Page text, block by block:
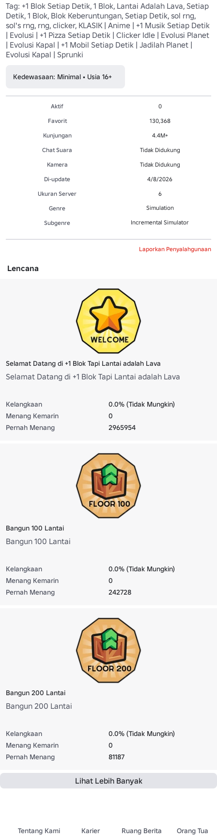
Tag: +1 Blok Setiap Detik, 1 Blok, Lantai Adalah Lava, Setiap
Detik, 1 Blok, Blok Keberuntungan, Setiap Detik, sol rng,
sol's rng, rng, clicker, KLASIK | Anime | +1 Musik Setiap Detik
| Evolusi | +1 Pizza Setiap Detik | Clicker Idle | Evolusi Planet
| Evolusi Kapal | +1 Mobil Setiap Detik | Jadilah Planet |
Evolusi Kapal | Sprunki
Kedewasaan: Minimal • Usia 16+
Aktif
0
Favorit
130,368
Kunjungan
4.4M+
Chat Suara
Tidak Didukung
Kamera
Tidak Didukung
Di-update
4/8/2026
Ukuran Server
6
Genre
Simulation
Subgenre Incremental Simulator
Laporkan Penyalahgunaan
Lencana
Selamat Datang di +1 Blok Tapi Lantai adalah Lava
Selamat Datang di +1 Blok Tapi Lantai adalah Lava
Kelangkaan
0.0% (Tidak Mungkin)
Menang Kemarin
0
Pernah Menang
2965954
Bangun 100 Lantai
Bangun 100 Lantai
Kelangkaan
0.0% (Tidak Mungkin)
Menang Kemarin
0
Pernah Menang
242728
Bangun 200 Lantai
Bangun 200 Lantai
Kelangkaan
0.0% (Tidak Mungkin)
Menang Kemarin
0
Pernah Menang
81187
Lihat Lebih Banyak
Tentang Kami Karier Ruang Berita Orang Tua